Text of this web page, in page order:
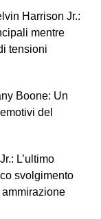
Harrison Jr.:
mentre
tensioni
Boone: Un
del
L’ultimo
svolgimento